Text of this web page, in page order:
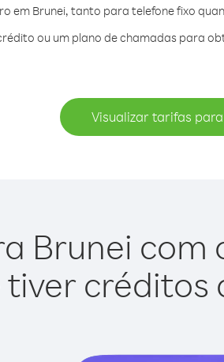
em Brunei, tanto para telefone fixo
ou um plano de chamadas para
Visualizar tarifas
Brunei com
créditos